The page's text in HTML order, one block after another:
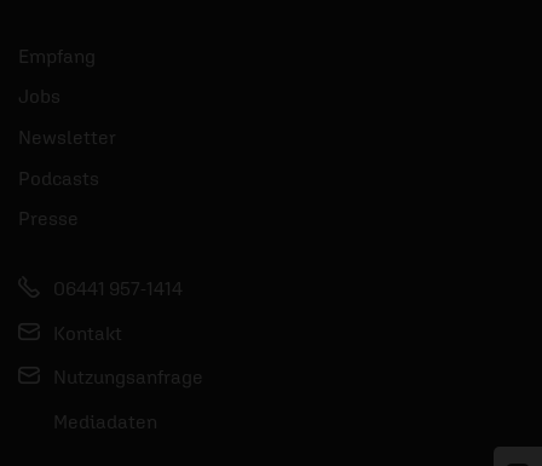
Empfang
Jobs
Newsletter
Podcasts
Presse
06441 957-1414
Kontakt
Nutzungsanfrage
Mediadaten